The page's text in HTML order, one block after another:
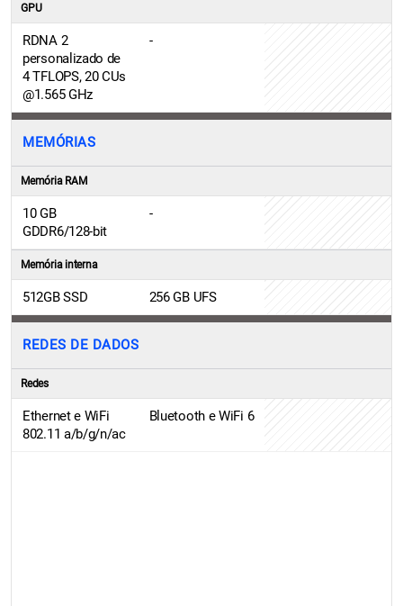
GPU
RDNA 2
personalizado de
4 TFLOPS, 20 CUs
@1.565 GHz
-
MEMÓRIAS
Memória RAM
10 GB
GDDR6/128-bit
-
Memória interna
512GB SSD 256 GB UFS
REDES DE DADOS
Redes
Ethernet e WiFi
802.11 a/b/g/n/ac
Bluetooth e WiFi 6